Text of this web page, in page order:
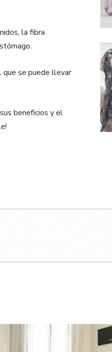
la fibra
que se puede llevar
beneficios y el